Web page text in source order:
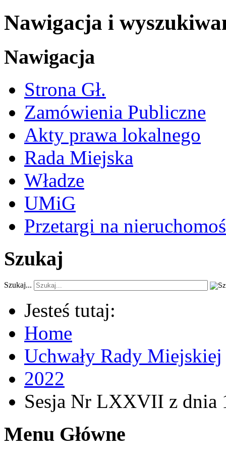
Nawigacja i
Nawigacja
Strona Gł.
Zamówienia Publiczne
Akty prawa lokalnego
Rada Miejska
Władze
UMiG
Przetargi na
Szukaj
Szukaj...
Jesteś tutaj:
Home
Uchwały Rady Miejskiej
2022
Sesja Nr LXXVII z dnia
Menu Główne